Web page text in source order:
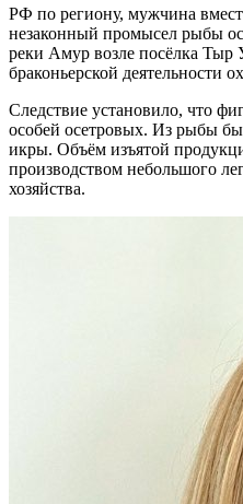
РФ по региону, мужчина
незаконный промысел рыбы
реки Амур возле посёлка Тыр
браконьерской деятельности
Следствие установило, что
особей осетровых. Из рыбы
икры. Объём изъятой
производством небольшого
хозяйства.